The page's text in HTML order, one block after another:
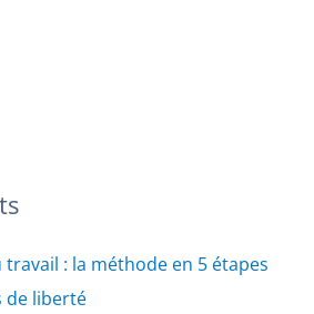
: la méthode en 5 étapes
de liberté